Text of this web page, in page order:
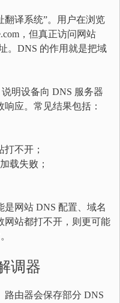
翻译系统”。用户在浏览
，但真正访问网站
。DNS 的作用就是把域
明设备向 DNS 服务器
应。常见结果包括：
不开；
载失败；
网站 DNS 配置、域名
网站都打不开，则更可能
调器
路由器会保存部分 DNS